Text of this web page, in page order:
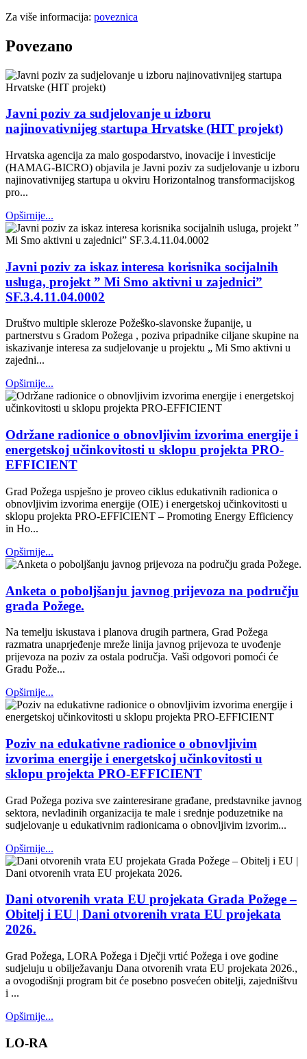
Za više informacija: poveznica
Povezano
Javni poziv za sudjelovanje u izboru
najinovativnijeg startupa Hrvatske (HIT projekt)
Hrvatska agencija za malo gospodarstvo, inovacije i investicije
(HAMAG-BICRO) objavila je Javni poziv za sudjelovanje u izboru
najinovativnijeg startupa u okviru Horizontalnog transformacijskog
pro...
Opširnije...
Javni poziv za iskaz interesa korisnika socijalnih
usluga, projekt ” Mi Smo aktivni u zajednici”
SF.3.4.11.04.0002
Društvo multiple skleroze Požeško-slavonske županije, u
partnerstvu s Gradom Požega , poziva pripadnike ciljane skupine na
iskazivanje interesa za sudjelovanje u projektu „ Mi Smo aktivni u
zajedni...
Opširnije...
Održane radionice o obnovljivim izvorima energije i
energetskoj učinkovitosti u sklopu projekta PRO-
EFFICIENT
Grad Požega uspješno je proveo ciklus edukativnih radionica o
obnovljivim izvorima energije (OIE) i energetskoj učinkovitosti u
sklopu projekta PRO-EFFICIENT – Promoting Energy Efficiency
in Ho...
Opširnije...
Anketa o poboljšanju javnog prijevoza na području
grada Požege.
Na temelju iskustava i planova drugih partnera, Grad Požega
razmatra unaprjeđenje mreže linija javnog prijevoza te uvođenje
prijevoza na poziv za ostala područja. Vaši odgovori pomoći će
Gradu Pože...
Opširnije...
Poziv na edukativne radionice o obnovljivim
izvorima energije i energetskoj učinkovitosti u
sklopu projekta PRO-EFFICIENT
Grad Požega poziva sve zainteresirane građane, predstavnike javnog
sektora, nevladinih organizacija te male i srednje poduzetnike na
sudjelovanje u edukativnim radionicama o obnovljivim izvorim...
Opširnije...
Dani otvorenih vrata EU projekata Grada Požege –
Obitelj i EU | Dani otvorenih vrata EU projekata
2026.
Grad Požega, LORA Požega i Dječji vrtić Požega i ove godine
sudjeluju u obilježavanju Dana otvorenih vrata EU projekata 2026.,
a ovogodišnji program bit će posebno posvećen obitelji, zajedništvu
i ...
Opširnije...
LO-RA